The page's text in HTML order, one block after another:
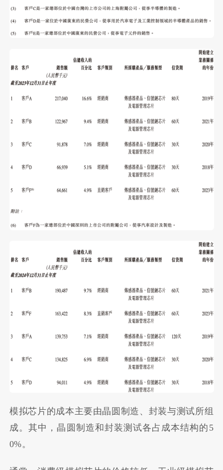
模拟芯片的成本主要由晶圆制造、封装与测试所组
成。其中，晶圆制造和封装测试各占成本结构的5
0%。